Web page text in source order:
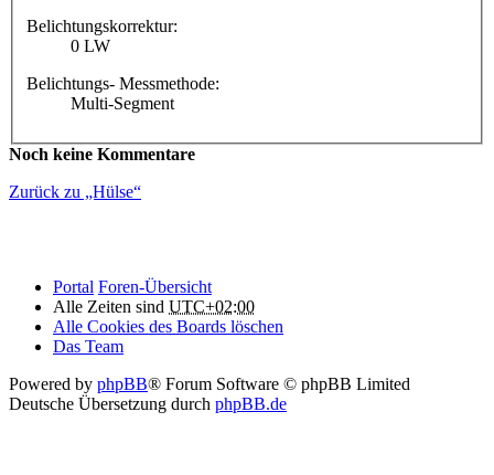
Belichtungskorrektur:
0 LW
Belichtungs- Messmethode:
Multi-Segment
Noch keine Kommentare
Zurück zu „Hülse“
Portal Foren-Übersicht
Alle Zeiten sind UTC+02:00
Alle Cookies des Boards löschen
Das Team
Powered by phpBB® Forum Software © phpBB Limited
Deutsche Übersetzung durch phpBB.de